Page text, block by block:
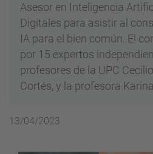
Asesor en Inteligencia
Digitales para asistir al
IA para el bien común. El
por 15 expertos
profesores de la UPC
Cortés, y la profesora
13/04/2023